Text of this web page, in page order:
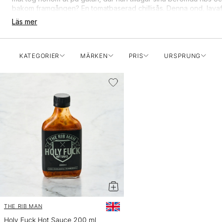
bakom framgången? En tomatbaserad chillisås. Denna ond,
Ghost Chilli. Mark Gevaux är Gudfadern av Streetfood och hans
Läs mer
KATEGORIER MÄRKEN PRIS URSPRUNG
THE RIB MAN
Holy Fuck Hot Sauce 200 ml